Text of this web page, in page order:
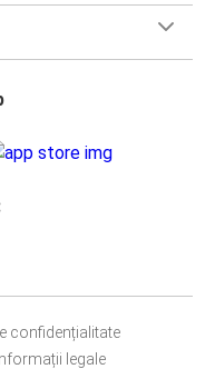
confidențialitate
legale